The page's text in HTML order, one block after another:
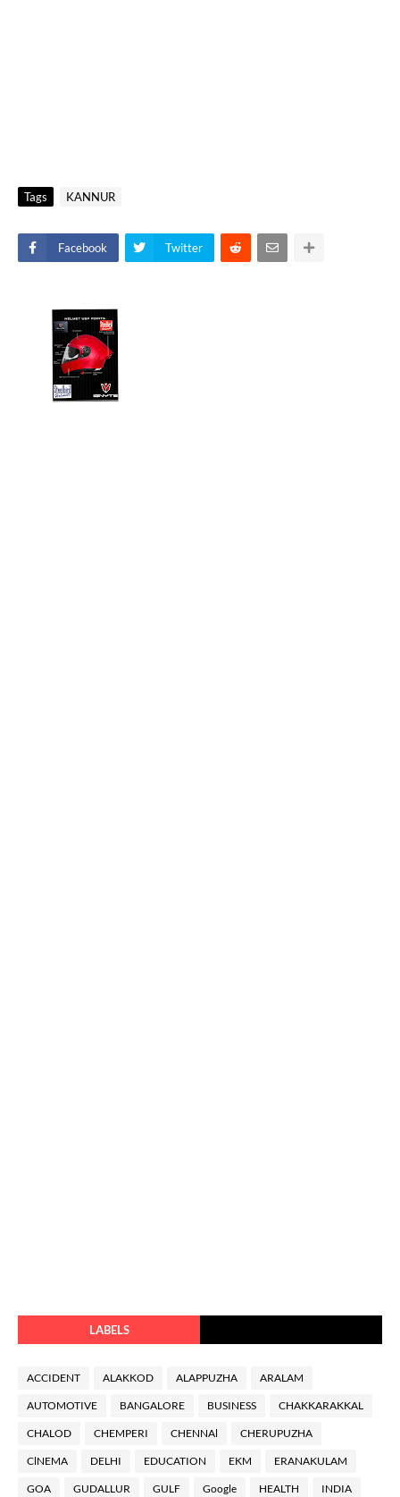
Tags KANNUR
Facebook Twitter
LABELS
ACCIDENT ALAKKOD ALAPPUZHA ARALAM
AUTOMOTIVE BANGALORE BUSINESS CHAKKARAKKAL
CHALOD CHEMPERI CHENNAl CHERUPUZHA
ClNEMA DELHI EDUCATION EKM ERANAKULAM
GOA GUDALLUR GULF Google HEALTH INDIA